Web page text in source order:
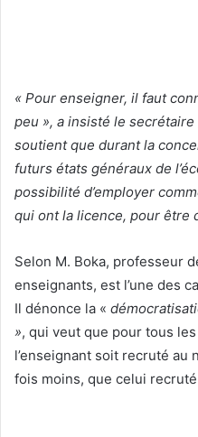
« Pour enseigner, il faut
peu », a insisté le
soutient que durant la
futurs états généraux de
possibilité d’employer
qui ont la licence, pour être
Selon M. Boka, professeur
enseignants, est l’une des
Il dénonce la «
», qui veut que pour tous
l’enseignant soit recruté au
fois moins, que celui